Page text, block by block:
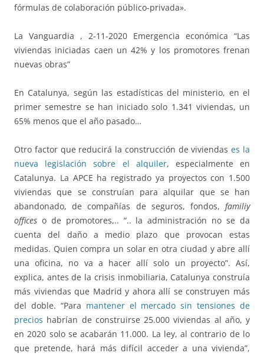
fórmulas de colaboración público-privada».
La Vanguardia , 2-11-2020 Emergencia económica “Las
viviendas iniciadas caen un 42% y los promotores frenan
nuevas obras”
En Catalunya, según las estadísticas del ministerio, en el
primer semestre se han iniciado solo 1.341 viviendas, un
65% menos que el año pasado…
Otro factor que reducirá la construcción de viviendases la
nueva legislación sobre el alquiler, especialmente en
Catalunya. La APCE ha registrado ya proyectos con 1.500
viviendas que se construían para alquilar que se han
abandonado, de compañías de seguros, fondos, familiy
offices o de promotores,.. “.. la administración no se da
cuenta del daño a medio plazo que provocan estas
medidas. Quien compra un solar en otra ciudad y abre allí
una oficina, no va a hacer allí solo un proyecto”. Así,
explica, antes de la crisis inmobiliaria, Catalunya construía
más viviendas que Madrid y ahora allí se construyen más
del doble. “Para mantener el mercado sin tensiones de
precios habrían de construirse 25.000 viviendas al año, y
en 2020 solo se acabarán 11.000. La ley, al contrario de lo
que pretende, hará más difícil acceder a una vivienda”,